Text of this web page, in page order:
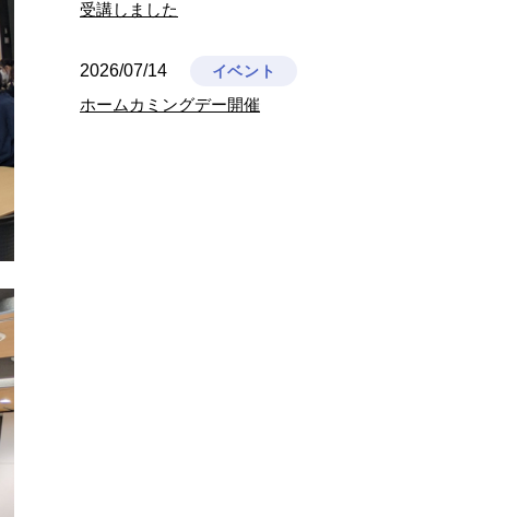
受講しました
2026/07/14 イベント
ホームカミングデー開催